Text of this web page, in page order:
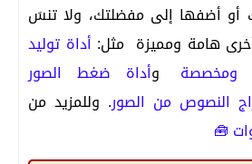
أو أضفها إلى مفضلتك، ولا تنسَ
هامة ومميزة مثل: أداة توليد
ومخصصة
وأداة ضغط الصور
النصوص من الصور. وللمزيد من
🧰